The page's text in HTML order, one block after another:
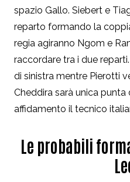
spazio Gallo. Siebert e
reparto formando la
regia agiranno Ngom e
raccordare tra i due
di sinistra mentre Pierotti
Cheddira sarà unica
affidamento il tecnico
Le probabili